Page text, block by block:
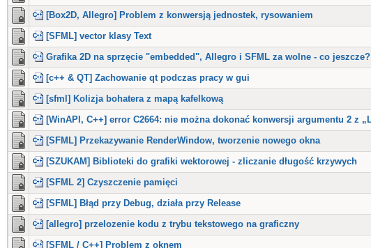
[Box2D, Allegro] Problem z konwersją jednostek, rysowaniem
[SFML] vector klasy Text
Grafika 2D na sprzęcie "embedded", Allegro i SFML za wolne - co jeszcze?
[c++ & QT] Zachowanie qt podczas pracy w gui
[sfml] Kolizja bohatera z mapą kafelkową
[WinAPI, C++] error C2664: nie można dokonać konwersji argumentu 2 z
[SFML] Przekazywanie RenderWindow, tworzenie nowego okna
[SZUKAM] Biblioteki do grafiki wektorowej - zliczanie długość krzywych
[SFML 2] Czyszczenie pamięci
[SFML] Błąd przy Debug, działa przy Release
[allegro] przelozenie kodu z trybu tekstowego na graficzny
[SFML / C++] Problem z oknem